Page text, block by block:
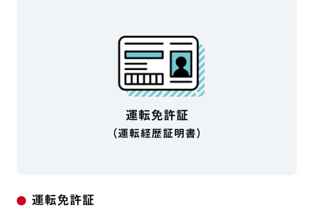
運転免許証
（運転経歴証明書）
運転免許証